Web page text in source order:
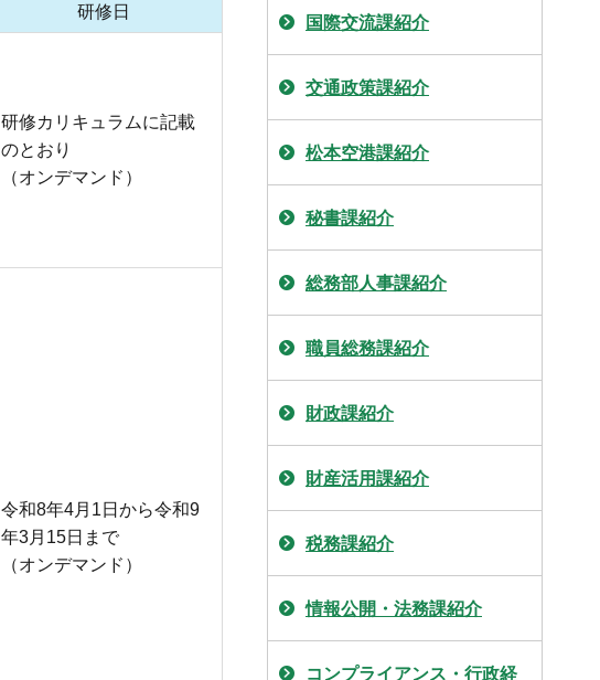
研修日
研修カリキュラムに記載
のとおり
（オンデマンド）
令和8年4月1日から令和9
年3月15日まで
（オンデマンド）
国際交流課紹介
交通政策課紹介
松本空港課紹介
秘書課紹介
総務部人事課紹介
職員総務課紹介
財政課紹介
財産活用課紹介
税務課紹介
情報公開・法務課紹介
コンプライアンス・行政経